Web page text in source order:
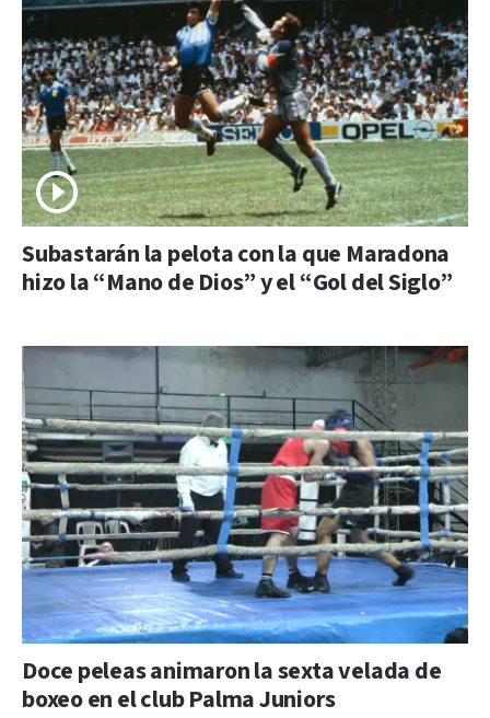
Subastarán la pelota con la que Maradona
hizo la “Mano de Dios” y el “Gol del Siglo”
Doce peleas animaron la sexta velada de
boxeo en el club Palma Juniors